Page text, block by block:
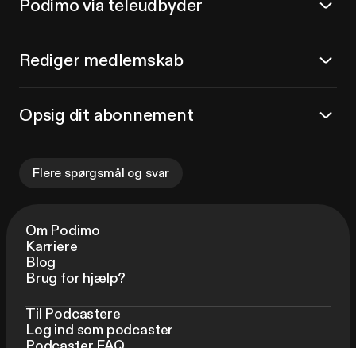
Podimo via teleudbyder
Rediger medlemskab
Opsig dit abonnement
Flere spørgsmål og svar
Om Podimo
Karriere
Blog
Brug for hjælp?
Til Podcastere
Log ind som podcaster